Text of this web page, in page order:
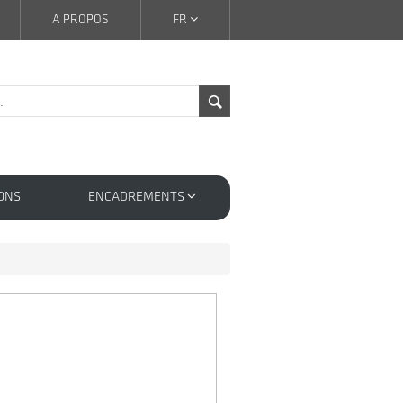
FR
A PROPOS
ENCADREMENTS